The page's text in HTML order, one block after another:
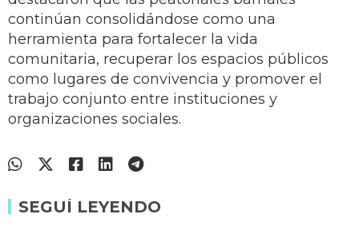
continúan consolidándose como una
herramienta para fortalecer la vida
comunitaria, recuperar los espacios públicos
como lugares de convivencia y promover el
trabajo conjunto entre instituciones y
organizaciones sociales.
SEGUÍ LEYENDO